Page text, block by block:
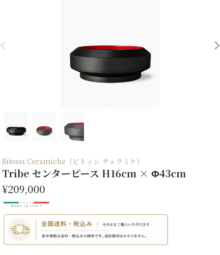
Bitossi Ceramiche（ビトッシ チェラミケ）
Tribe センターピース H16cm × Φ43cm
¥209,000